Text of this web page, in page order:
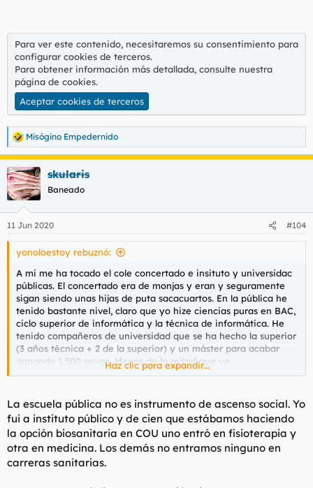
Para ver este contenido, necesitaremos su consentimiento para
configurar cookies de terceros.
Para obtener información más detallada, consulte nuestra
página de cookies.
Aceptar cookies de terceros
R
e
a
c
c
i
e
s
Misógino Empedernido
skularis
Baneado
11 Jun 2020 #104
yonoloestoy rebuznó:
A mi me ha tocado el cole concertado e insituto y universidac
públicas. El concertado era de monjas y eran y seguramente
sigan siendo unas hijas de puta sacacuartos. En la pública he
tenido bastante nivel, claro que yo hize ciencias puras en BAC,
ciclo superior de informática y la técnica de informática. He
tenido compañeros de universidad que se ha hecho la superior
(3 años técnica + 2 de la superior) y un máster para acabar
ganando 1.500 pavos. Menos de la mitad que yo.
Hay una cosa que no te enseñan en el cole que es que el que
que es muy bueno trabajando no tiene porqué ser espabilado
a la hora de negociar o cambiar de trabajos para progresar
más.
RET y FOL sí que me valió bastante y eso que eran marías.
Por otra parte yo siempre me quedaré con la pública porque, a
Haz clic para expandir...
La escuela pública no es instrumento de ascenso social. Yo
fui a instituto público y de cien que estábamos haciendo
la opción biosanitaria en COU uno entró en fisioterapia y
otra en medicina. Los demás no entramos ninguno en
carreras sanitarias.